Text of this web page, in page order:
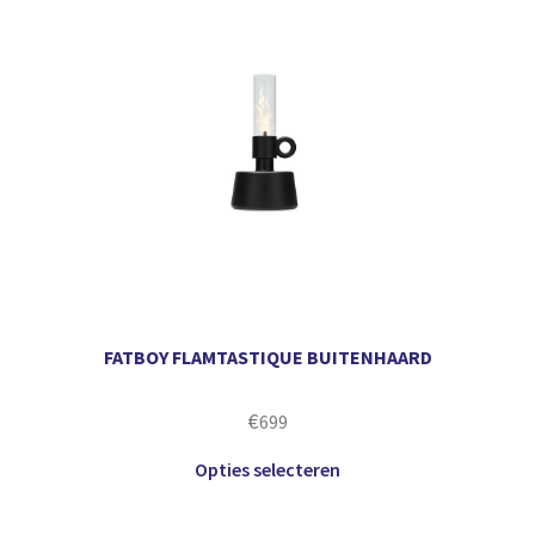
FATBOY FLAMTASTIQUE BUITENHAARD
€699
Opties selecteren